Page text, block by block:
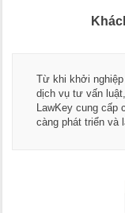
Từ khi khởi
dịch vụ tư vấn
LawKey cung cấp
càng phát triển và